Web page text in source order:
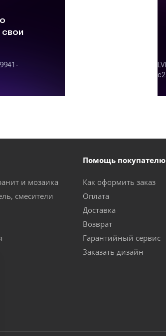
и мозаика
смесители
Помощь покупателю
Как оформить заказ
Оплата
Доставка
Возврат
Гарантийный сервис
Заказать дизайн